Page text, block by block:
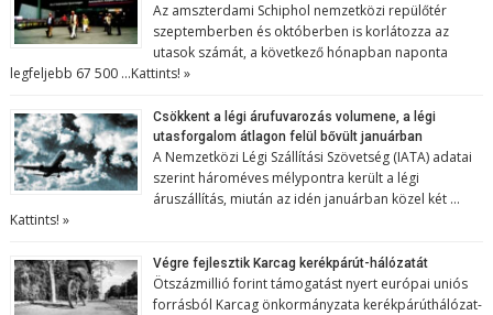
Az amszterdami Schiphol nemzetközi repülőtér
szeptemberben és októberben is korlátozza az
utasok számát, a következő hónapban naponta
legfeljebb 67 500 …Kattints! »
Csökkent a légi árufuvarozás volumene, a légi
utasforgalom átlagon felül bővült januárban
A Nemzetközi Légi Szállítási Szövetség (IATA) adatai
szerint hároméves mélypontra került a légi
áruszállítás, miután az idén januárban közel két …
Kattints! »
Végre fejlesztik Karcag kerékpárút-hálózatát
Ötszázmillió forint támogatást nyert európai uniós
forrásból Karcag önkormányzata kerékpárúthálózat-